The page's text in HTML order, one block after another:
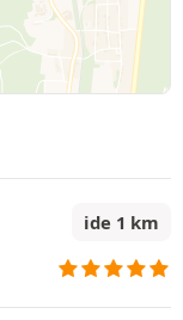
ide 1 km